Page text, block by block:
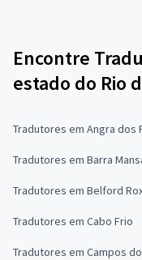
Encontre
estado do Rio
Tradutores em Angra dos
Tradutores em Barra
Tradutores em Belford
Tradutores em Cabo Frio
Tradutores em Campos